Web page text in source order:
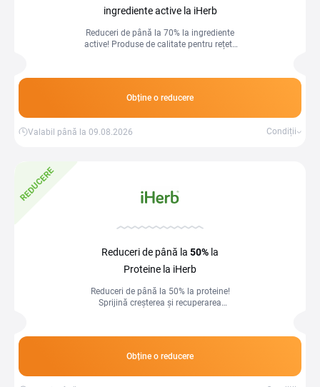
ingrediente active la iHerb
Reduceri de până la 70% la ingrediente
active! Produse de calitate pentru rețete
Obține o reducere
Valabil până la 09.08.2026 Condiții
REDUCERE
Reduceri de până la 50% la
Proteine la iHerb
Reduceri de până la 50% la proteine!
Sprijină creșterea și recuperarea
Obține o reducere